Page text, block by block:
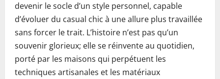
devenir le socle d’un style personnel, capable
d’évoluer du casual chic à une allure plus travaillée
sans forcer le trait. L’histoire n’est pas qu’un
souvenir glorieux; elle se réinvente au quotidien,
porté par les maisons qui perpétuent les
techniques artisanales et les matériaux